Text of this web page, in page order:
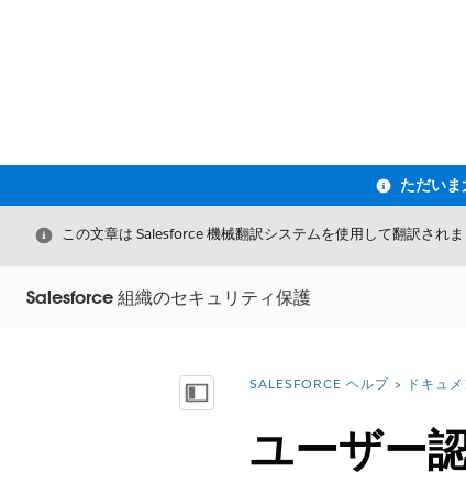
閉じる
この文章は Salesforce 機械翻訳システムを使用して翻訳され
Salesforce 組織のセキュリティ保護
目次を表示詳細情報:
SALESFORCE ヘルプ ドキュメ
ユーザー